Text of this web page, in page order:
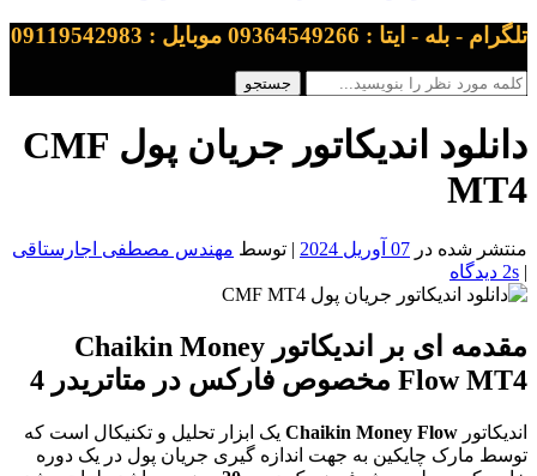
تلگرام - بله - ایتا : 09364549266 موبایل : 09119542983
دانلود اندیکاتور جریان پول CMF
MT4
منتشر شده در 07 آوریل 2024 | توسط مهندس مصطفی اجارستاقی
| 2s دیدگاه
مقدمه ای بر اندیکاتور Chaikin Money
Flow MT4 مخصوص فارکس در متاتریدر 4
اندیکاتور Chaikin Money Flow یک ابزار تحلیل و تکنیکال است که
توسط مارک چایکین به جهت اندازه گیری جریان پول در یک دوره